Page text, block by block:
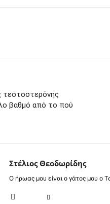
τεστοστερόνης
βαθμό από το πού
Στέλιος Θεοδωρίδης
Ο ήρωας μου είναι ο γάτος μου ο